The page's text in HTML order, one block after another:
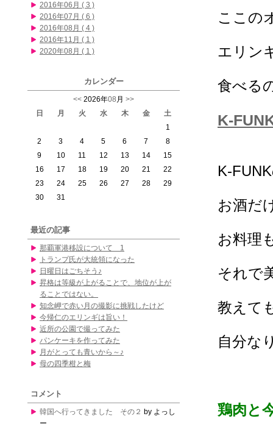
ここの
エリン
食べる
K-
K-
お酒だ
お料理
それで
教えて
自分な
鶏肉と
2016年06月 ( 3 )
2016年07月 ( 6 )
2016年08月 ( 4 )
2016年11月 ( 1 )
2020年08月 ( 1 )
カレンダー
<< 2026年08 月 >>
日
月 火 水 木 金
土
1
2
3 4 5 6 7
8
9
10 11 12 13 14
15
16
17 18 19 20 21
22
23
24 25 26 27 28
29
30
31
最近の記事
那覇軍港移設について 1
トランプ氏が大統領になった
日曜日はごちそう♪
昇格は等級が上がることで、地位が上が
ることではない。
知念岬で赤い月の撮影に挑戦したけど
今帰仁のエリンギは旨い！
近所の公園で撮ってみた
パンケーキを作ってみた
月がとっても青いから～♪
母の四季柑と梅
コメント
韓国へ行ってきました その２ by よっし
ー